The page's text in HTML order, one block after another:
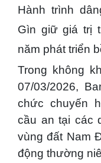
Hành trình
Gìn giữ giá trị
năm phát triển
Trong không
07/03/2026,
chức chuyến
cầu an tại các
vùng đất Nam
động thường